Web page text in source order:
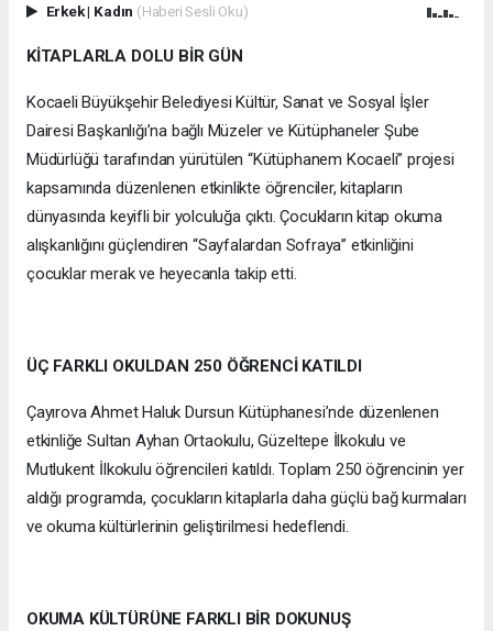
Erkek| Kadın (Haberi Sesli Oku)
KİTAPLARLA DOLU BİR GÜN
Kocaeli Büyükşehir Belediyesi Kültür, Sanat ve Sosyal İşler
Dairesi Başkanlığı’na bağlı Müzeler ve Kütüphaneler Şube
Müdürlüğü tarafından yürütülen “Kütüphanem Kocaeli” projesi
kapsamında düzenlenen etkinlikte öğrenciler, kitapların
dünyasında keyifli bir yolculuğa çıktı. Çocukların kitap okuma
alışkanlığını güçlendiren “Sayfalardan Sofraya” etkinliğini
çocuklar merak ve heyecanla takip etti.
ÜÇ FARKLI OKULDAN 250 ÖĞRENCİ KATILDI
Çayırova Ahmet Haluk Dursun Kütüphanesi’nde düzenlenen
etkinliğe Sultan Ayhan Ortaokulu, Güzeltepe İlkokulu ve
Mutlukent İlkokulu öğrencileri katıldı. Toplam 250 öğrencinin yer
aldığı programda, çocukların kitaplarla daha güçlü bağ kurmaları
ve okuma kültürlerinin geliştirilmesi hedeflendi.
OKUMA KÜLTÜRÜNE FARKLI BİR DOKUNUŞ